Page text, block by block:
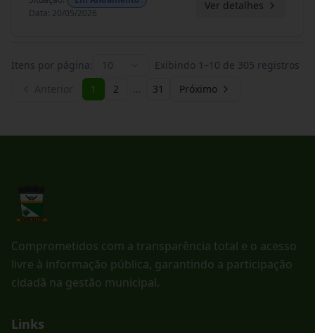
Data: 20/05/2026
Ver detalhes
Itens por página: 10 Exibindo 1 –10 de 305 registros
1 2 … 31 Próximo
Comprometidos com a transparência total e o acesso
livre à informação pública, garantindo a participação
cidadã na gestão municipal.
Links